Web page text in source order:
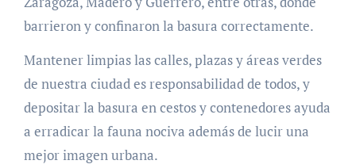
barrieron y confinaron la basura correctamente.
Mantener limpias las calles, plazas y áreas verdes
de nuestra ciudad es responsabilidad de todos, y
depositar la basura en cestos y contenedores ayuda
a erradicar la fauna nociva además de lucir una
mejor imagen urbana.